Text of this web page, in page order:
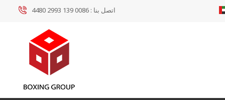
اتصل بنا : 0086 139 2993 4480